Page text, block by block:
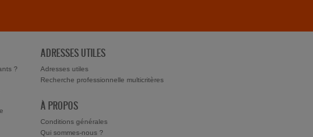
?
ADRESSES UTILES
Adresses utiles
Recherche professionnelle multicritères
À PROPOS
Conditions générales
Qui sommes-nous ?